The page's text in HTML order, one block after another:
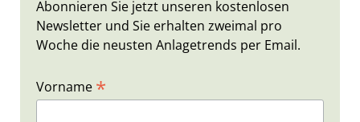
Abonnieren Sie jetzt unseren kostenlosen
Newsletter und Sie erhalten zweimal pro
Woche die neusten Anlagetrends per Email.
Vorname *